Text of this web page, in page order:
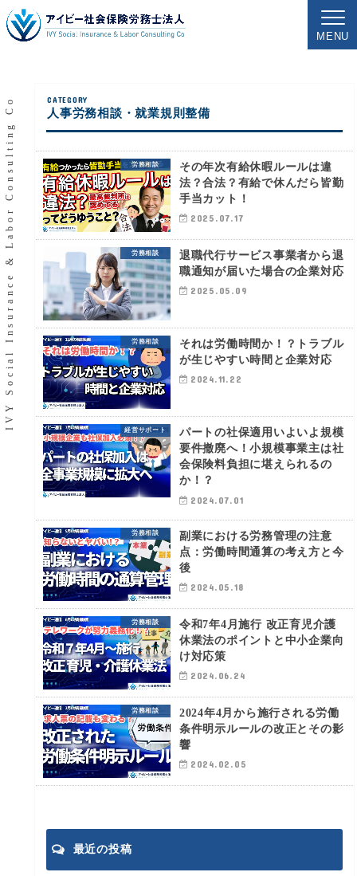
MENU
IVY Social Insurance & Labor Consulting Co 人事労務相談・就業規則整備
労務相談
その年次有給休暇ルールは違
法？合法？有給で休んだら皆勤
手当カット！
2025.07.17
労務相談
退職代行サービス事業者から退
職通知が届いた場合の企業対応
2025.05.09
労務相談
それは労働時間か！？トラブル
が生じやすい時間と企業対応
2024.11.22
経営サポート
パートの社保適用いよいよ規模
要件撤廃へ！小規模事業主は社
会保険料負担に堪えられるの
か！？
2024.07.01
労務相談
副業における労務管理の注意
点：労働時間通算の考え方と今
後
2024.05.18
労務相談
令和7年4月施行 改正育児介護
休業法のポイントと中小企業向
け対応策
2024.06.24
労務相談
2024年4月から施行される労働
条件明示ルールの改正とその影
響
2024.02.05
最近の投稿